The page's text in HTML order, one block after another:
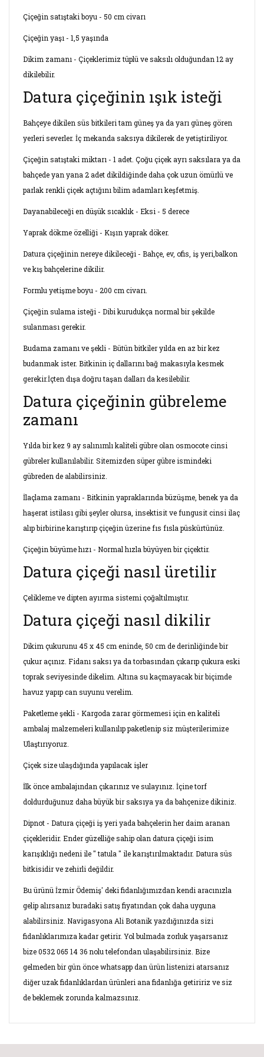
Çiçeğin satıştaki boyu - 50 cm civarı
Çiçeğin yaşı - 1,5 yaşında
Dikim zamanı - Çiçeklerimiz tüplü ve saksılı olduğundan 12 ay
dikilebilir.
Datura çiçeğinin ışık isteği
Bahçeye dikilen süs bitkileri tam güneş ya da yarı güneş gören
yerleri severler. İç mekanda saksıya dikilerek de yetiştiriliyor.
Çiçeğin satıştaki miktarı - 1 adet. Çoğu çiçek ayrı saksılara ya da
bahçede yan yana 2 adet dikildiğinde daha çok uzun ömürlü ve
parlak renkli çiçek açtığını bilim adamları keşfetmiş.
Dayanabileceği en düşük sıcaklık - Eksi - 5 derece
Yaprak dökme özelliği - Kışın yaprak döker.
Datura çiçeğinin nereye dikileceği - Bahçe, ev, ofis, iş yeri,balkon
ve kış bahçelerine dikilir.
Formlu yetişme boyu - 200 cm civarı.
Çiçeğin sulama isteği - Dibi kurudukça normal bir şekilde
sulanması gerekir.
Budama zamanı ve şekli - Bütün bitkiler yılda en az bir kez
budanmak ister. Bitkinin iç dallarını bağ makasıyla kesmek
gerekir.İçten dışa doğru taşan dalları da kesilebilir.
Datura çiçeğinin gübreleme
zamanı
Yılda bir kez 9 ay salınımlı kaliteli gübre olan osmocote cinsi
gübreler kullanılabilir. Sitemizden süper gübre ismindeki
gübreden de alabilirsiniz.
İlaçlama zamanı - Bitkinin yapraklarında büzüşme, benek ya da
haşerat istilası gibi şeyler olursa, insektisit ve fungusit cinsi ilaç
alıp birbirine karıştırıp çiçeğin üzerine fıs fısla püskürtünüz.
Çiçeğin büyüme hızı - Normal hızla büyüyen bir çiçektir.
Datura çiçeği nasıl üretilir
Çelikleme ve dipten ayırma sistemi çoğaltılmıştır.
Datura çiçeği nasıl dikilir
Dikim çukurunu 45 x 45 cm eninde, 50 cm de derinliğinde bir
çukur açınız. Fidanı saksı ya da torbasından çıkarıp çukura eski
toprak seviyesinde dikelim. Altına su kaçmayacak bir biçimde
havuz yapıp can suyunu verelim.
Paketleme şekli - Kargoda zarar görmemesi için en kaliteli
ambalaj malzemeleri kullanılıp paketlenip siz müşterilerimize
Ulaştırıyoruz.
Çiçek size ulaşdığında yapılacak işler
İlk önce ambalajından çıkarınız ve sulayınız. İçine torf
doldurduğunuz daha büyük bir saksıya ya da bahçenize dikiniz.
Dipnot - Datura çiçeği iş yeri yada bahçelerin her daim aranan
çiçekleridir. Ender güzelliğe sahip olan datura çiçeği isim
karışıklığı nedeni ile " tatula " ile karıştırılmaktadır. Datura süs
bitkisidir ve zehirli değildir.
Bu ürünü İzmir Ödemiş' deki fidanlığımızdan kendi aracınızla
gelip alırsanız buradaki satış fiyatından çok daha uyguna
alabilirsiniz. Navigasyona Ali Botanik yazdığınızda sizi
fidanlıklarımıza kadar getirir. Yol bulmada zorluk yaşarsanız
bize 0532 065 14 36 nolu telefondan ulaşabilirsiniz. Bize
gelmeden bir gün önce whatsapp dan ürün listenizi atarsanız
diğer uzak fidanlıklardan ürünleri ana fidanlığa getiririz ve siz
de beklemek zorunda kalmazsınız.